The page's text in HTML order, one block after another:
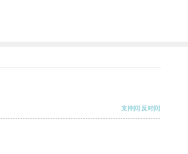
支持[0] 反对[0]